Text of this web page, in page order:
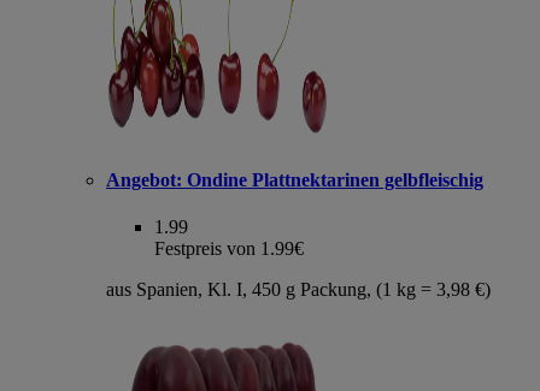
Angebot: Ondine Plattnektarinen gelbfleischig
1.99
Festpreis von 1.99€
aus Spanien, Kl. I, 450 g Packung, (1 kg = 3,98 €)